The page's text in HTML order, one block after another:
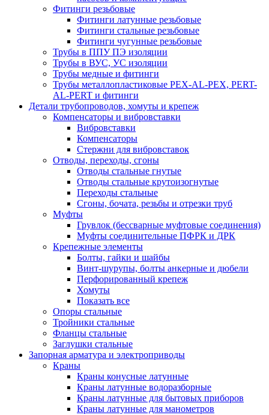
Фитинги резьбовые
Фитинги латунные резьбовые
Фитинги стальные резьбовые
Фитинги чугунные резьбовые
Трубы в ППУ ПЭ изоляции
Трубы в ВУС, УС изоляции
Трубы медные и фитинги
Трубы металлопластиковые PEX-AL-PEX, PERT-
AL-PERT и фитинги
Детали трубопроводов, хомуты и крепеж
Компенсаторы и вибровставки
Вибровставки
Компенсаторы
Стержни для вибровставок
Отводы, переходы, сгоны
Отводы стальные гнутые
Отводы стальные крутоизогнутые
Переходы стальные
Сгоны, бочата, резьбы и отрезки труб
Муфты
Грувлок (бессварные муфтовые соединения)
Муфты соединительные ПФРК и ДРК
Крепежные элементы
Болты, гайки и шайбы
Винт-шурупы, болты анкерные и дюбели
Перфорированный крепеж
Хомуты
Показать все
Опоры стальные
Тройники стальные
Фланцы стальные
Заглушки стальные
Запорная арматура и электроприводы
Краны
Краны конусные латунные
Краны латунные водоразборные
Краны латунные для бытовых приборов
Краны латунные для манометров